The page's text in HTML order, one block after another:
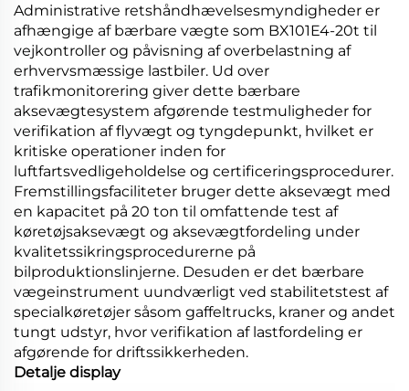
Administrative retshåndhævelsesmyndigheder er
afhængige af bærbare vægte som BX101E4-20t til
vejkontroller og påvisning af overbelastning af
erhvervsmæssige lastbiler. Ud over
trafikmonitorering giver dette bærbare
aksevægtesystem afgørende testmuligheder for
verifikation af flyvægt og tyngdepunkt, hvilket er
kritiske operationer inden for
luftfartsvedligeholdelse og certificeringsprocedurer.
Fremstillingsfaciliteter bruger dette aksevægt med
en kapacitet på 20 ton til omfattende test af
køretøjsaksevægt og aksevægtfordeling under
kvalitetssikringsprocedurerne på
bilproduktionslinjerne. Desuden er det bærbare
vægeinstrument uundværligt ved stabilitetstest af
specialkøretøjer såsom gaffeltrucks, kraner og andet
tungt udstyr, hvor verifikation af lastfordeling er
afgørende for driftssikkerheden.
Detalje display